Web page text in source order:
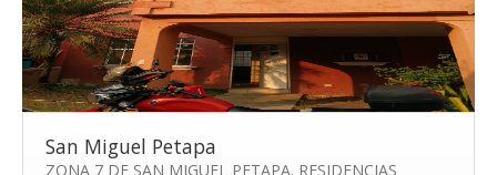
San Miguel Petapa
ZONA 7 DE SAN MIGUEL PETAPA. RESIDENCIAS